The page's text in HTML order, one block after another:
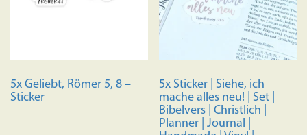
5x Geliebt, Römer 5, 8 –
Sticker
5x Sticker | Siehe, ich
mache alles neu! | Set |
Bibelvers | Christlich |
Planner | Journal |